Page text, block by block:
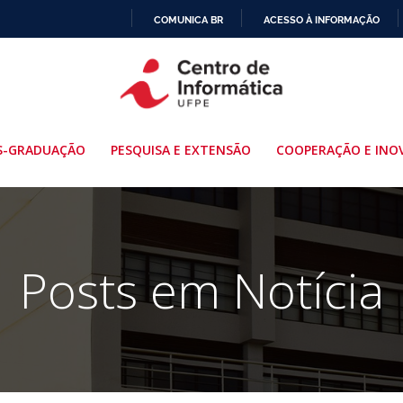
PARA
O
COMUNICA BR ACESSO À INFORMAÇÃO
GRADUAÇÃO PESQUISA E EXTENSÃO COOPERAÇÃO E
Posts em Notícia